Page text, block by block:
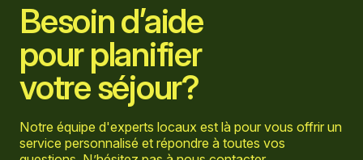
Besoin d’aide
pour planifier
votre séjour?
Notre équipe d'experts locaux est là pour vous offrir un
service personnalisé et répondre à toutes vos